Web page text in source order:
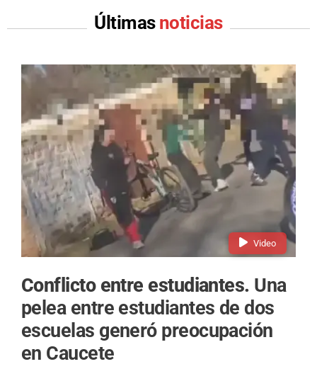
Últimas noticias
Video
Conflicto entre estudiantes. Una
pelea entre estudiantes de dos
escuelas generó preocupación
en Caucete